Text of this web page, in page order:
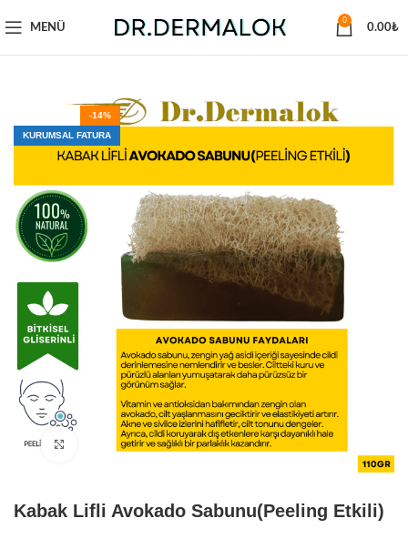
MENÜ
0
0.00₺
-14%
KURUMSAL FATURA
Büyütmek için tıklayın
Kabak Lifli Avokado Sabunu(Peeling Etkili)